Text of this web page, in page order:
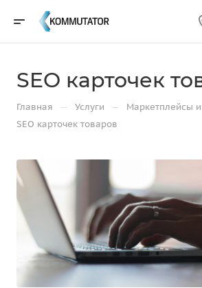
SEO карточек
Главная — Услуги — Маркетплейсы
SEO карточек товаров